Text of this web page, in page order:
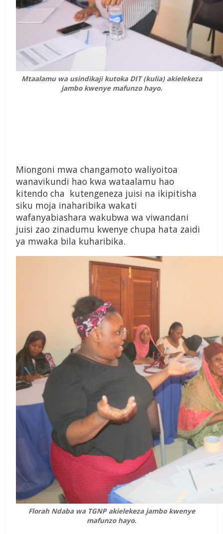
Mtaalamu wa usindikaji kutoka DIT (kulia) akielekeza
jambo kwenye mafunzo hayo.
Miongoni mwa changamoto waliyoitoa
wanavikundi hao kwa wataalamu hao
kitendo cha kutengeneza juisi na ikipitisha
siku moja inaharibika wakati
wafanyabiashara wakubwa wa viwandani
juisi zao zinadumu kwenye chupa hata zaidi
ya mwaka bila kuharibika.
Florah Ndaba wa TGNP akielekeza jambo kwenye
mafunzo hayo.